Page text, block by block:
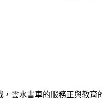
雲水書車的服務正與教育